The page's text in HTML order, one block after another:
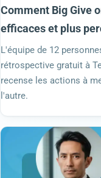
Comment Big Give
efficaces et plus
L'équipe de 12
rétrospective gratuit à
recense les actions à
l'autre.